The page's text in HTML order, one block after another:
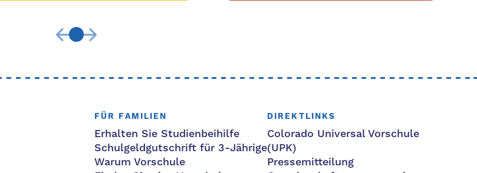
FÜR FAMILIEN
Erhalten Sie Studienbeihilfe
Schulgeldgutschrift für 3-Jährige
Warum Vorschule
DIREKTLINKS
Colorado Universal Vorschule
(UPK)
Pressemitteilung